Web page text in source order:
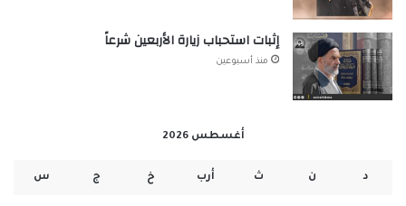
إثبات استحباب زيارة الأربعين شرعاً
منذ أسبوعين
أغسطس 2026
د ن ث أرب خ ج س